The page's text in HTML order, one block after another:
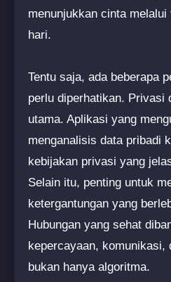
menunjukkan cinta
hari.
Tentu saja, ada beberapa
perlu diperhatikan. Privasi
utama. Aplikasi yang
menganalisis data pribadi
kebijakan privasi yang
Selain itu, penting untuk
ketergantungan yang
Hubungan yang sehat
kepercayaan, komunikasi,
bukan hanya algoritma.